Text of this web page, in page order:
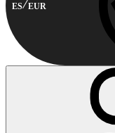
ES EUR